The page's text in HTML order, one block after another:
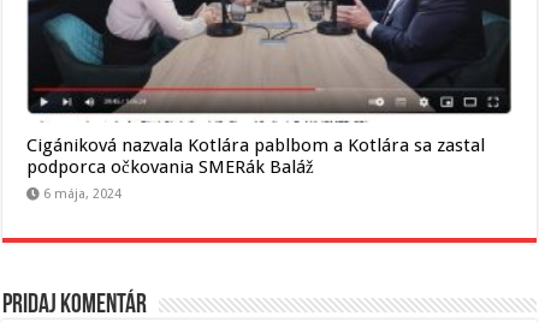
Cigániková nazvala Kotlára pablbom a Kotlára sa zastal
podporca očkovania SMERák Baláž
6 mája, 2024
Pridaj komentár